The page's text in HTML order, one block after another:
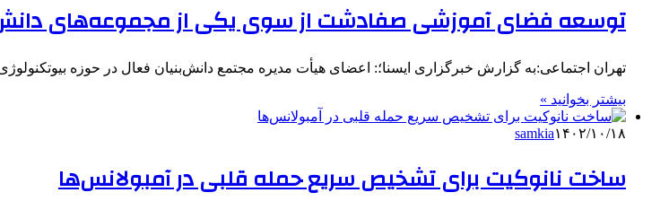
توسعه فضای آموزشی صفادشت از سوی یکی از مجموعه‌های
تهران اجتماعی:به گزارش خبرگزاری ایسنا؛: اعضای هیأت مدیره مجتمع دانش‌بنیان فعال در حوزه
بیشتر بخوانید »
samkia۱۴۰۲/۱۰/۱۸
ساخت نانوکیت برای تشخیص سریع حمله قلبی در آمبولانس‌ها